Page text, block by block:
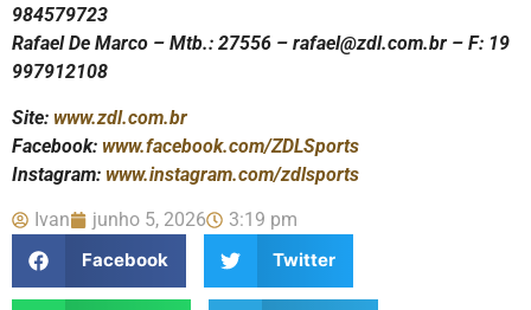
984579723
Rafael De Marco – Mtb.: 27556 – rafael@zdl.com.br – F: 19
997912108
Site: www.zdl.com.br
Facebook: www.facebook.com/ZDLSports
Instagram: www.instagram.com/zdlsports
Ivan junho 5, 2026
3:19 pm
Facebook
Twitter